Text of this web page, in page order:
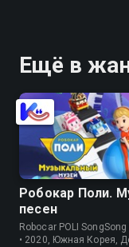
Ещё в
Робокар Поли.
песен
Robocar POLI
• 2020, Южная Корея,